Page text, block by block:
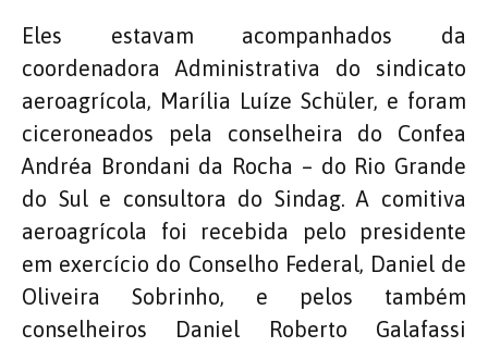
Eles estavam acompanhados da
coordenadora Administrativa do sindicato
aeroagrícola, Marília Luíze Schüler, e foram
ciceroneados pela conselheira do Confea
Andréa Brondani da Rocha – do Rio Grande
do Sul e consultora do Sindag. A comitiva
aeroagrícola foi recebida pelo presidente
em exercício do Conselho Federal, Daniel de
Oliveira Sobrinho, e pelos também
conselheiros Daniel Roberto Galafassi